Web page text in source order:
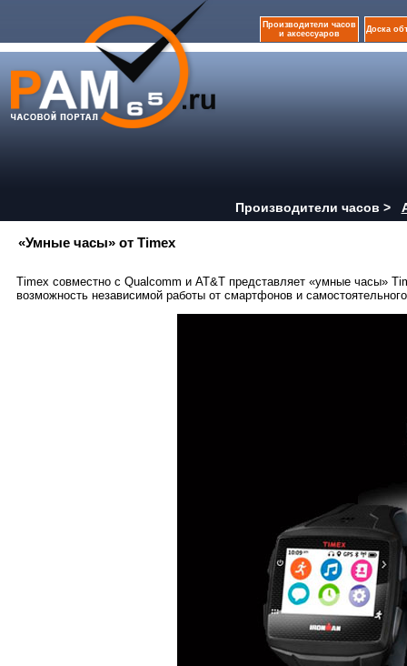
Производители часов
и аксессуаров
Доска
Производители часов >
«Умные часы» от Timex
Timex совместно с Qualcomm и AT&T представляет «умные часы»
возможность независимой работы от смартфонов и